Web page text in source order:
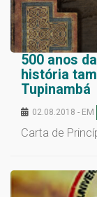
500 anos
história
Tupinambá
02.08.2018 - EM
Carta de